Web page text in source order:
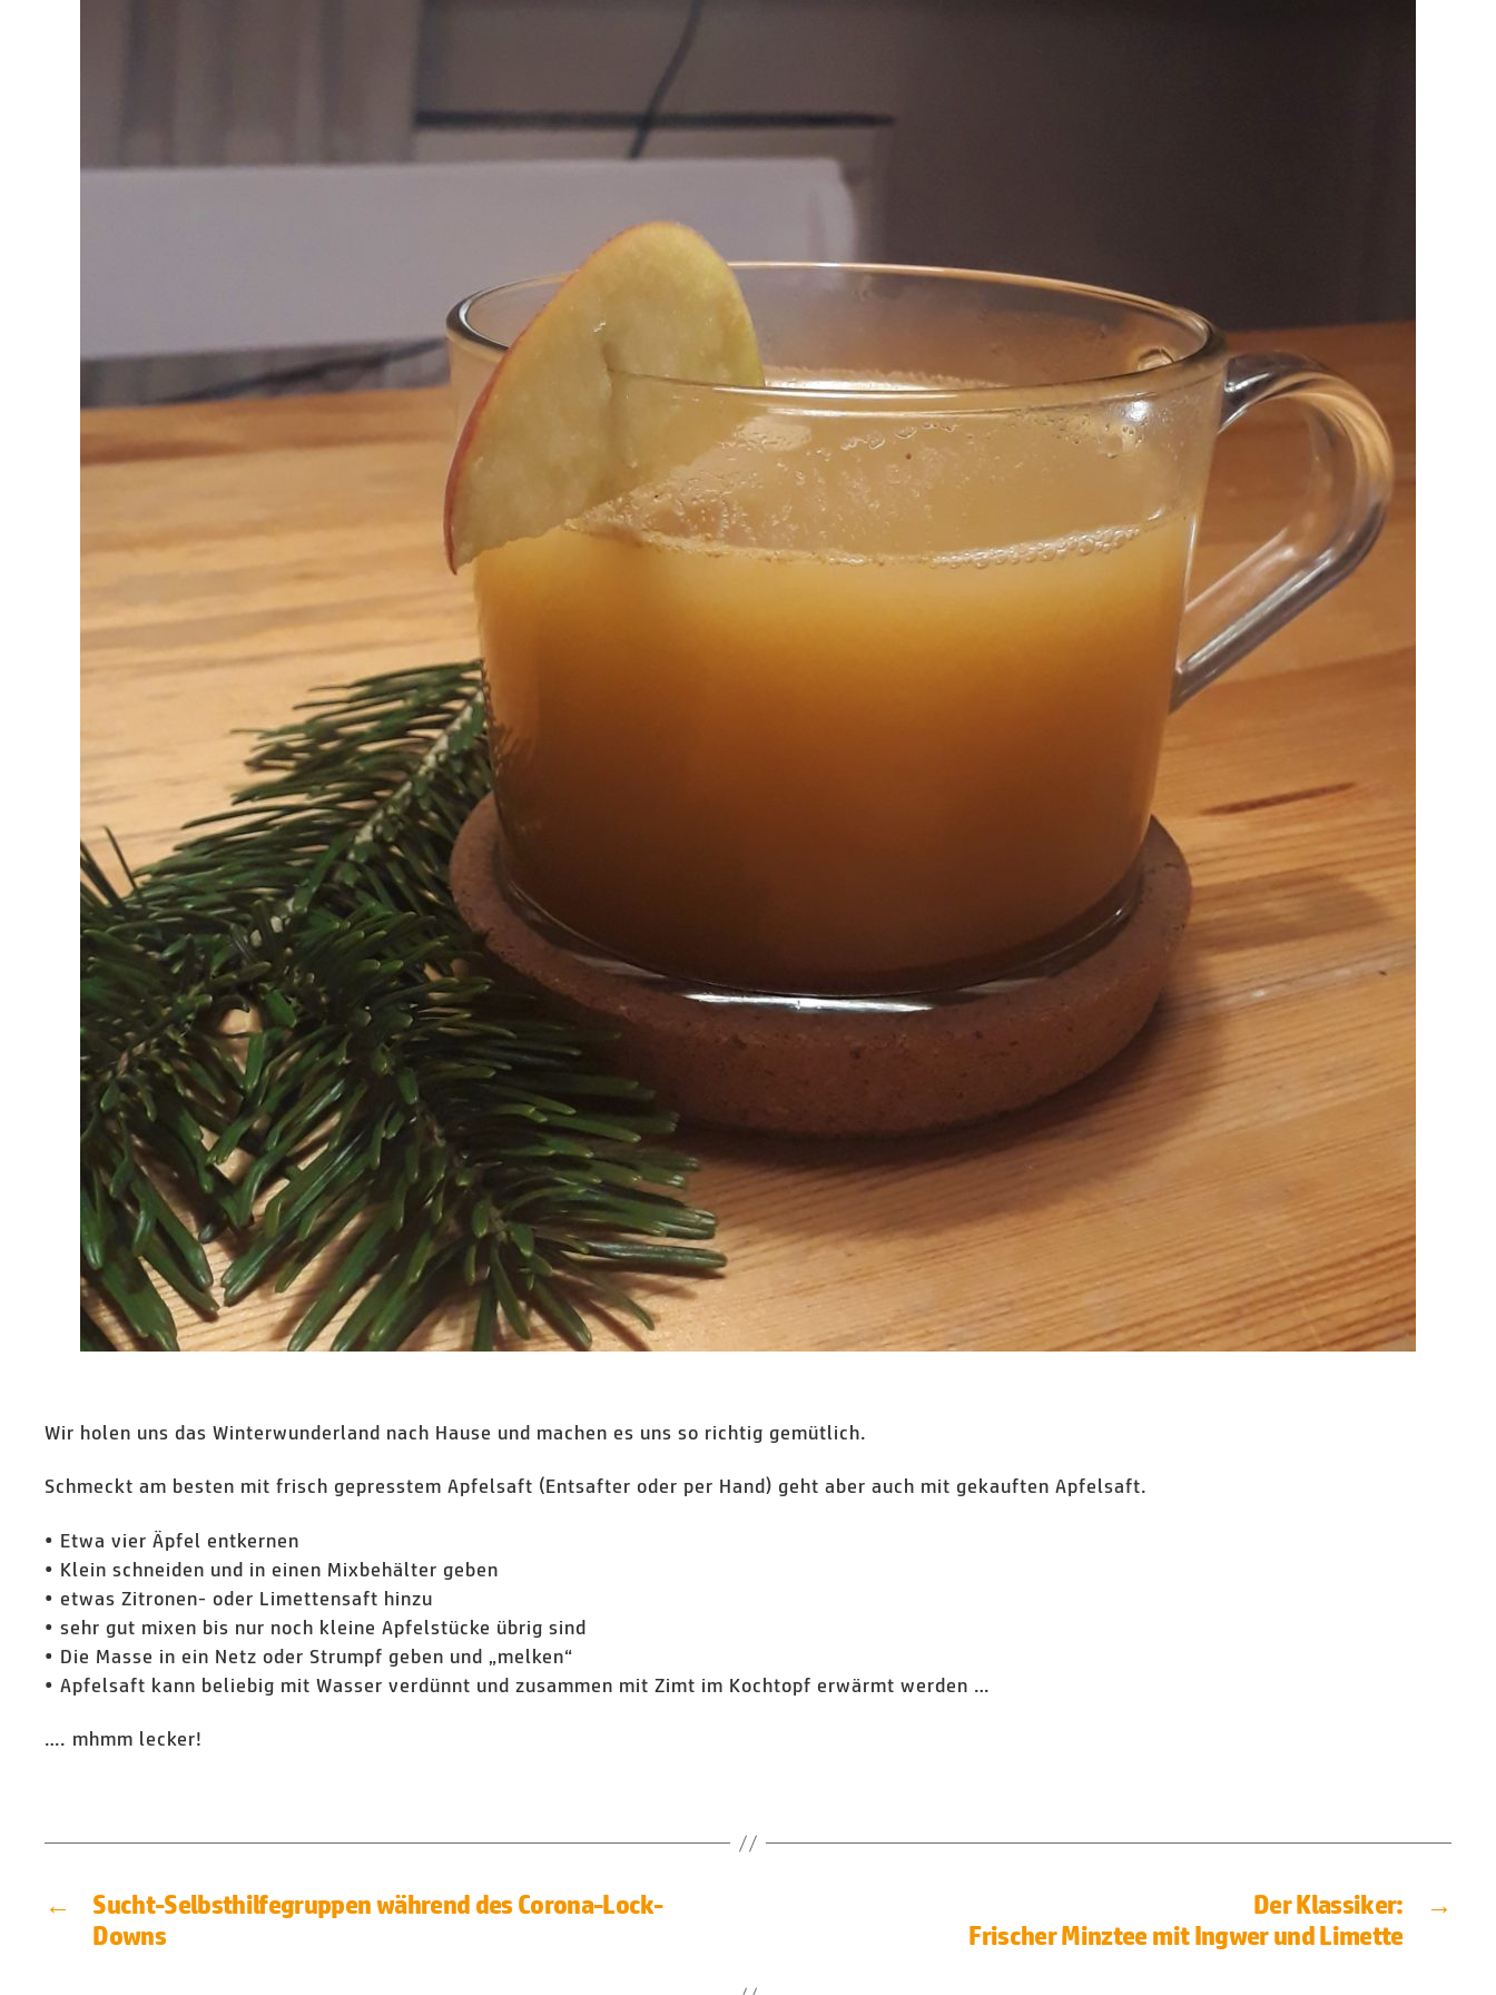
Wir holen uns das Winterwunderland nach Hause und machen es uns so richtig gemütlich.
Schmeckt am besten mit frisch gepresstem Apfelsaft (Entsafter oder per Hand) geht aber auch mit gekauften Apfelsaft.
• Etwa vier Äpfel entkernen
• Klein schneiden und in einen Mixbehälter geben
• etwas Zitronen- oder Limettensaft hinzu
• sehr gut mixen bis nur noch kleine Apfelstücke übrig sind
• Die Masse in ein Netz oder Strumpf geben und „melken“
• Apfelsaft kann beliebig mit Wasser verdünnt und zusammen mit Zimt im Kochtopf erwärmt werden …
…. mhmm lecker!
←
Sucht-Selbsthilfegruppen während des Corona-Lock-
Downs
→
Der Klassiker:
Frischer Minztee mit Ingwer und Limette